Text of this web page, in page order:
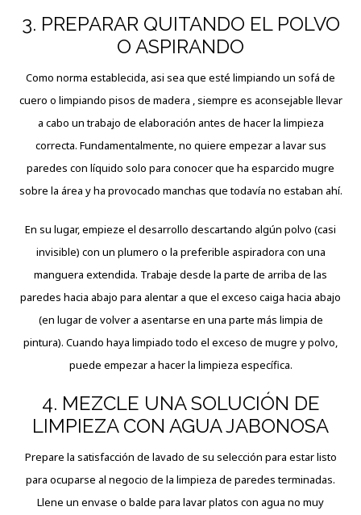
3. PREPARAR QUITANDO EL POLVO
O ASPIRANDO
Como norma establecida, asi sea que esté limpiando un sofá de
cuero o limpiando pisos de madera , siempre es aconsejable llevar
a cabo un trabajo de elaboración antes de hacer la limpieza
correcta. Fundamentalmente, no quiere empezar a lavar sus
paredes con líquido solo para conocer que ha esparcido mugre
sobre la área y ha provocado manchas que todavía no estaban ahí.
En su lugar, empieze el desarrollo descartando algún polvo (casi
invisible) con un plumero o la preferible aspiradora con una
manguera extendida. Trabaje desde la parte de arriba de las
paredes hacia abajo para alentar a que el exceso caiga hacia abajo
(en lugar de volver a asentarse en una parte más limpia de
pintura). Cuando haya limpiado todo el exceso de mugre y polvo,
puede empezar a hacer la limpieza específica.
4. MEZCLE UNA SOLUCIÓN DE
LIMPIEZA CON AGUA JABONOSA
Prepare la satisfacción de lavado de su selección para estar listo
para ocuparse al negocio de la limpieza de paredes terminadas.
Llene un envase o balde para lavar platos con agua no muy